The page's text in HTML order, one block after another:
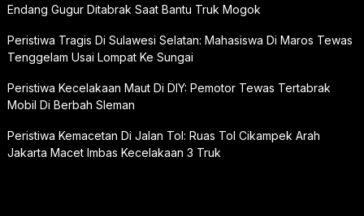
Endang Gugur Ditabrak Saat Bantu Truk Mogok
Peristiwa Tragis Di Sulawesi Selatan: Mahasiswa Di Maros Tewas
Tenggelam Usai Lompat Ke Sungai
Peristiwa Kecelakaan Maut Di DIY: Pemotor Tewas Tertabrak
Mobil Di Berbah Sleman
Peristiwa Kemacetan Di Jalan Tol: Ruas Tol Cikampek Arah
Jakarta Macet Imbas Kecelakaan 3 Truk